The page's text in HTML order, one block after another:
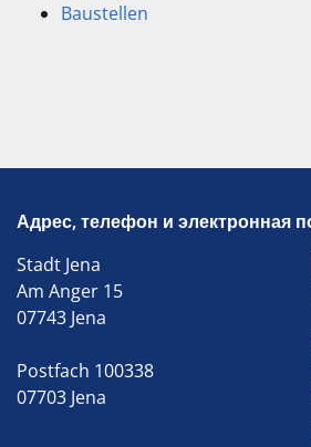
Baustellen
Адрес, телефон и электронная
Stadt Jena
Am Anger 15
07743 Jena
Postfach 100338
07703 Jena